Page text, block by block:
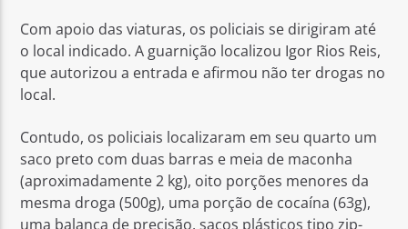
Com apoio das viaturas, os policiais se dirigiram até
o local indicado. A guarnição localizou Igor Rios Reis,
que autorizou a entrada e afirmou não ter drogas no
local.
Contudo, os policiais localizaram em seu quarto um
saco preto com duas barras e meia de maconha
(aproximadamente 2 kg), oito porções menores da
mesma droga (500g), uma porção de cocaína (63g),
uma balança de precisão, sacos plásticos tipo zip-